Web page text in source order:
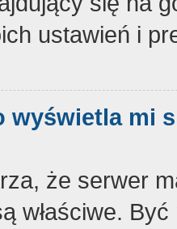
ustawień i
wyświetla mi
że serwer
właściwe.